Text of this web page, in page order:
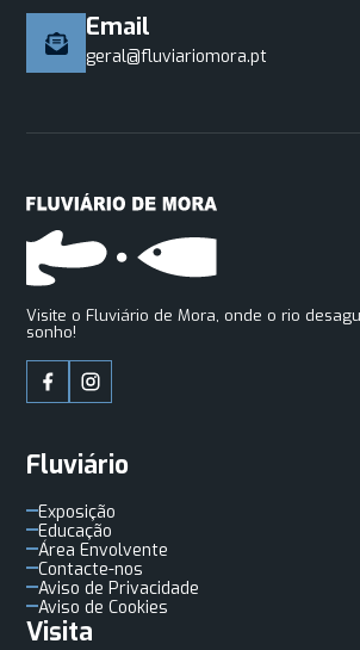
Email
geral@fluviariomora.pt
Visite o Fluviário de Mora, onde o rio
sonho!
Fluviário
Exposição
Educação
Área Envolvente
Contacte-nos
Aviso de Privacidade
Aviso de Cookies
Visita